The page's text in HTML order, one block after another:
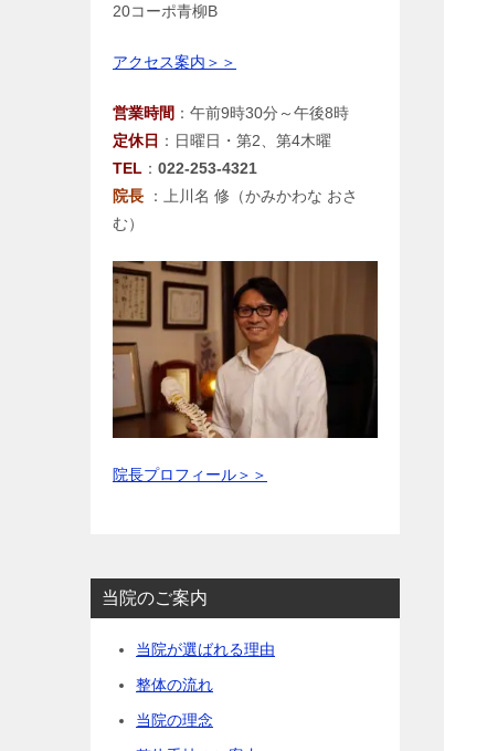
20コーポ青柳B
アクセス案内＞＞
営業時間 ：午前9時30分～午後8時
定休日 ：日曜日・第2、第4木曜
TEL ： 022-253-4321
院長 ：上川名 修（かみかわな おさ
む）
院長プロフィール＞＞
当院のご案内
当院が選ばれる理由
整体の流れ
当院の理念